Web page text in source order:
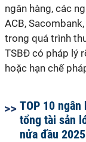
ngân hàng, các
ACB,
trong quá trình
TSBĐ có pháp lý
hoặc hạn chế
TOP 10 ngân
tổng tài sản
nửa đầu 2025